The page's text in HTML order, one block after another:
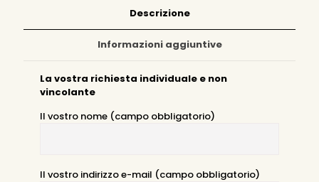
Descrizione
Informazioni aggiuntive
La vostra richiesta individuale e non
vincolante
Il vostro nome (campo obbligatorio)
Il vostro indirizzo e-mail (campo obbligatorio)